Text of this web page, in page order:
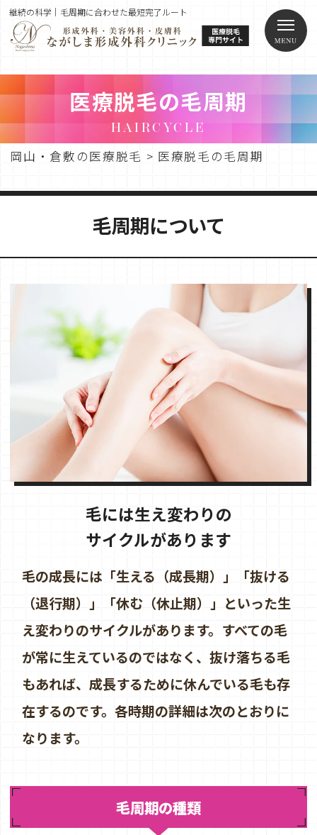
継続の科学｜毛周期に合わせた最短完了ルート
医療脱毛の毛周期
HAIRCYCLE
岡山・倉敷の医療脱毛 > 医療脱毛の毛周期
毛周期について
毛には生え変わりの
サイクルがあります
毛の成長には「生える（成長期）」「抜ける
（退行期）」「休む（休止期）」といった生
え変わりのサイクルがあります。すべての毛
が常に生えているのではなく、抜け落ちる毛
もあれば、成長するために休んでいる毛も存
在するのです。各時期の詳細は次のとおりに
なります。
毛周期の種類